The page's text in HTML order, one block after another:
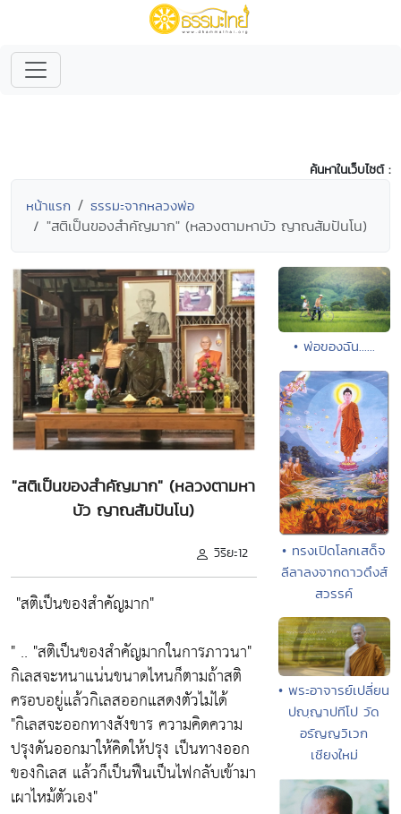
ค้นหาในเว็บไซต์ :
หน้าแรก ธรรมะจากหลวงพ่อ
"สติเป็นของสำคัญมาก" (หลวงตามหาบัว ญาณสัมปันโน)
"สติเป็นของสำคัญมาก" (หลวงตามหา
บัว ญาณสัมปันโน)
วิริยะ12
"สติเป็นของสำคัญมาก"
" .. "สติเป็นของสำคัญมากในการภาวนา"
กิเลสจะหนาแน่นขนาดไหนก็ตามถ้าสติ
ครอบอยู่แล้วกิเลสออกแสดงตัวไม่ได้
"กิเลสจะออกทางสังขาร ความคิดความ
ปรุงดันออกมาให้คิดให้ปรุง เป็นทางออก
ของกิเลส แล้วก็เป็นฟืนเป็นไฟกลับเข้ามา
เผาไหม้ตัวเอง"
• พ่อของฉัน......
• ทรงเปิดโลกเสด็จ
ลีลาลงจากดาวดึงส์
สวรรค์
• พระอาจารย์เปลี่ยน
ปญฺญาปทีโป วัด
อรัญญวิเวก
เชียงใหม่